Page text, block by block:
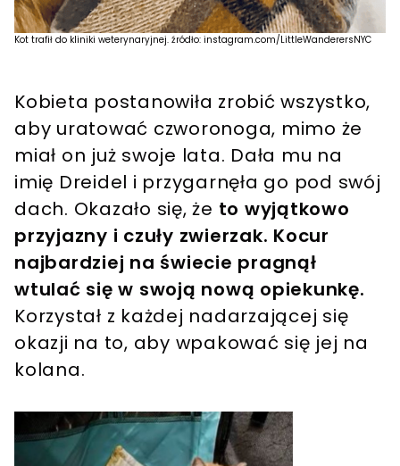
Kot trafił do kliniki weterynaryjnej. źródło: instagram.com/LittleWanderersNYC
Kobieta postanowiła zrobić wszystko,
aby uratować czworonoga, mimo że
miał on już swoje lata. Dała mu na
imię Dreidel i przygarnęła go pod swój
dach. Okazało się, że to wyjątkowo
przyjazny i czuły zwierzak. Kocur
najbardziej na świecie pragnął
wtulać się w swoją nową opiekunkę.
Korzystał z każdej nadarzającej się
okazji na to, aby wpakować się jej na
kolana.